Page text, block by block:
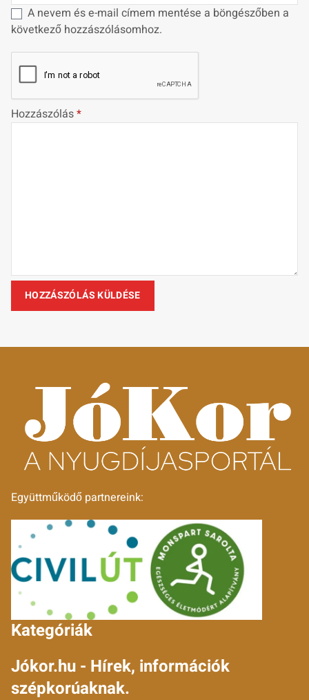
A nevem és e-mail címem mentése a böngészőben a
következő hozzászólásomhoz.
Hozzászólás*
Együttműködő partnereink:
Kategóriák
Jókor.hu - Hírek, információk
szépkorúaknak.